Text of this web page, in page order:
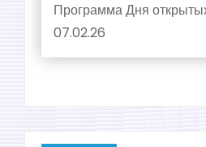
Программа Дня
07.02.26